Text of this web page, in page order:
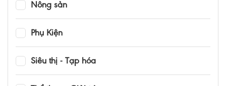
Nông sản
Phụ Kiện
Siêu thị - Tạp hóa